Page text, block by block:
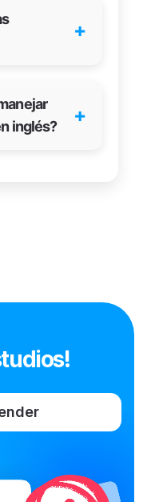
+
inglés?
+